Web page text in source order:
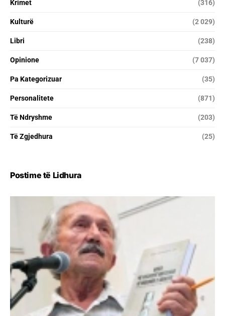
Krimet (316)
Kulturë (2 029)
Libri (238)
Opinione (7 037)
Pa Kategorizuar (35)
Personalitete (871)
Të Ndryshme (203)
Të Zgjedhura (25)
Postime të Lidhura